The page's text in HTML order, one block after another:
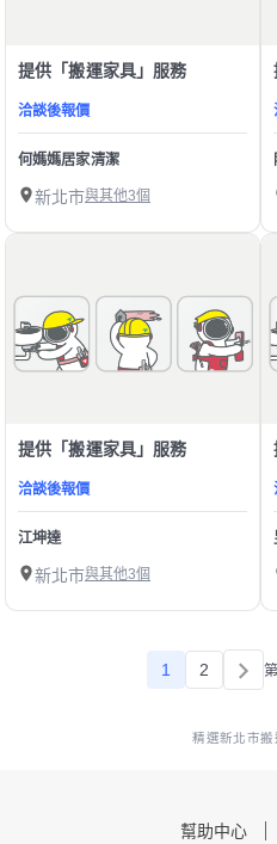
提供「搬運家具」服務
洽談後報價
何媽媽居家清潔
新北市與其他3個
提供「搬運家具」服務
洽談後報價
江坤達
新北市與其他3個
1 2
精選新北市搬
幫助中心